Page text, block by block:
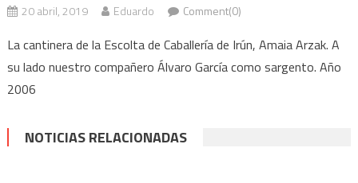
20 abril, 2019 Eduardo Comment(0)
La cantinera de la Escolta de Caballería de Irún, Amaia Arzak. A
su lado nuestro compañero Álvaro García como sargento. Año
2006
NOTICIAS RELACIONADAS